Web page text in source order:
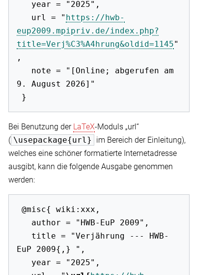
   url = "
https://hwb-
eup2009.mpipriv.de/index.php?
title=Verj%C3%A4hrung&oldid=1145"
,
9. August 2026]"
Bei Benutzung der LaTeX-Moduls „url“
( \usepackage{url}
im Bereich der Einleitung),
welches eine schöner formatierte Internetadresse
ausgibt, kann die folgende Ausgabe genommen
werden:
@misc{ wiki:xxx,
EuP 2009{,} ",